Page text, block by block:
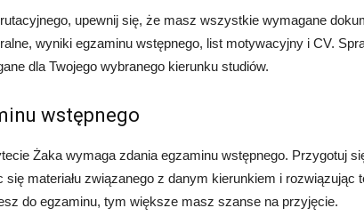
upewnij się, że masz wszystkie wymagane
wyniki egzaminu wstępnego, list motywacyjny i CV.
dla Twojego wybranego kierunku studiów.
wstępnego
Żaka wymaga zdania egzaminu wstępnego. Przygotuj
materiału związanego z danym kierunkiem i rozwiązując
do egzaminu, tym większe masz szanse na przyjęcie.